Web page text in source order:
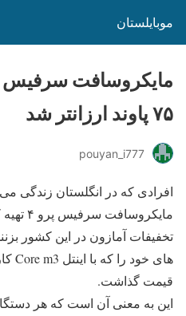
موبایلستان
۷۵ پاوند ارزانتر شد
pouyan_i777
افرادی که در انگلستان زندگی می
تخفیفات آمازون در این کشور
قیمت گذاشت.